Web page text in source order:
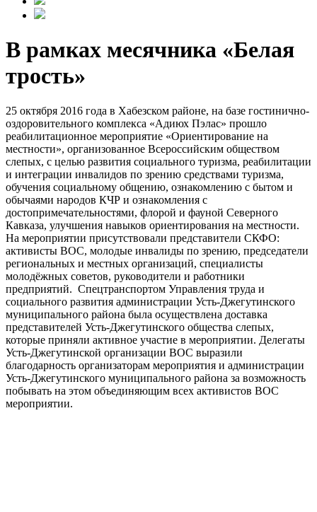
В рамках месячника «Белая
трость»
25 октября 2016 года в Хабезском районе, на базе гостинично-
оздоровительного комплекса «Адиюх Пэлас» прошло
реабилитационное мероприятие «Ориентирование на
местности», организованное Всероссийским обществом
слепых, с целью развития социального туризма, реабилитации
и интеграции инвалидов по зрению средствами туризма,
обучения социальному общению, ознакомлению с бытом и
обычаями народов КЧР и ознакомления с
достопримечательностями, флорой и фауной Северного
Кавказа, улучшения навыков ориентирования на местности.
На мероприятии присутствовали представители СКФО:
активисты ВОС, молодые инвалиды по зрению, председатели
региональных и местных организаций, специалисты
молодёжных советов, руководители и работники
предприятий. Спецтранспортом Управления труда и
социального развития администрации Усть-Джегутинского
муниципального района была осуществлена доставка
представителей Усть-Джегутинского общества слепых,
которые приняли активное участие в мероприятии. Делегаты
Усть-Джегутинской организации ВОС выразили
благодарность организаторам мероприятия и администрации
Усть-Джегутинского муниципального района за возможность
побывать на этом объединяющим всех активистов ВОС
мероприятии.